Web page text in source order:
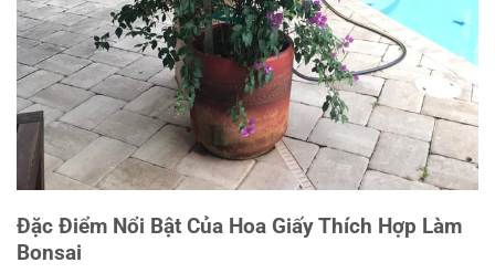
Đặc Điểm Nổi Bật Của Hoa Giấy Thích Hợp Làm
Bonsai